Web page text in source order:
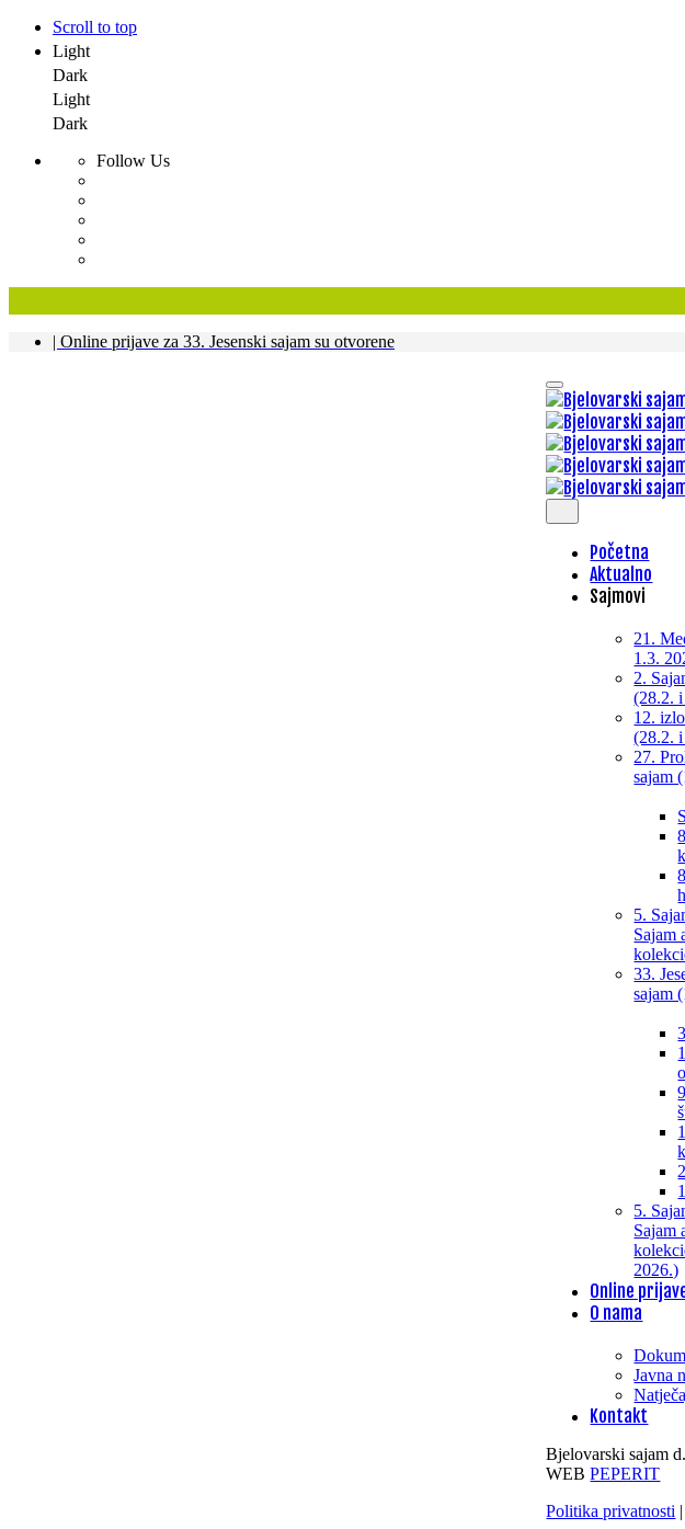
Scroll to top
Light
Dark
Light
Dark
Follow Us
| Online prijave za 33. Jesenski sajam su otvorene
Početna
Aktualno
Sajmovi
21.
1.3.
2.
(28.2.
12.
(28.2.
27.
sajam
5.
Sajam
33.
sajam
5.
Sajam
2026.)
Online
O nama
Javna
Kontakt
Bjelovarski sajam
WEBPEPERIT
Politika privatnosti